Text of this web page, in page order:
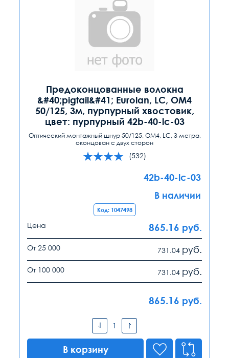
Предоконцованные волокна
&#40;pigtail&#41; Eurolan, LC, OM4
50/125, 3м, пурпурный хвостовик,
цвет: пурпурный 42b-40-lc-03
Оптический монтажный шнур 50/125, OM4, LC, 3 метра,
оконцован с двух сторон
(532)
42b-40-lc-03
В наличии
Код: 1047498
Цена 865.16 руб.
От 25 000 731.04 руб.
От 100 000 731.04 руб.
865.16 руб.
В корзину